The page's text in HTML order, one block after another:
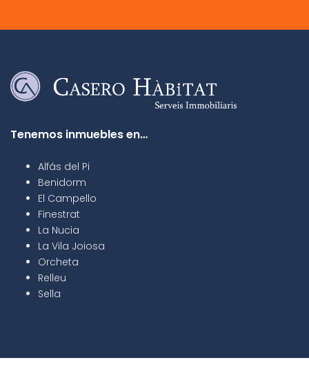
Tenemos inmuebles en…
Alfás del Pi
Benidorm
El Campello
Finestrat
La Nucia
La Vila Joiosa
Orcheta
Relleu
Sella